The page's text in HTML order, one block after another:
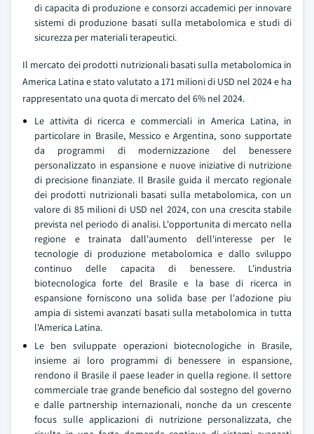
di capacita di produzione e consorzi accademici per innovare
sistemi di produzione basati sulla metabolomica e studi di
sicurezza per materiali terapeutici.
Il mercato dei prodotti nutrizionali basati sulla metabolomica in
America Latina e stato valutato a 171 milioni di USD nel 2024 e ha
rappresentato una quota di mercato del 6% nel 2024.
Le attivita di ricerca e commerciali in America Latina, in
particolare in Brasile, Messico e Argentina, sono supportate
da programmi di modernizzazione del benessere
personalizzato in espansione e nuove iniziative di nutrizione
di precisione finanziate. Il Brasile guida il mercato regionale
dei prodotti nutrizionali basati sulla metabolomica, con un
valore di 85 milioni di USD nel 2024, con una crescita stabile
prevista nel periodo di analisi. L'opportunita di mercato nella
regione e trainata dall'aumento dell'interesse per le
tecnologie di produzione metabolomica e dallo sviluppo
continuo delle capacita di benessere. L'industria
biotecnologica forte del Brasile e la base di ricerca in
espansione forniscono una solida base per l'adozione piu
ampia di sistemi avanzati basati sulla metabolomica in tutta
l'America Latina.
Le ben sviluppate operazioni biotecnologiche in Brasile,
insieme ai loro programmi di benessere in espansione,
rendono il Brasile il paese leader in quella regione. Il settore
commerciale trae grande beneficio dal sostegno del governo
e dalle partnership internazionali, nonche da un crescente
focus sulle applicazioni di nutrizione personalizzata, che